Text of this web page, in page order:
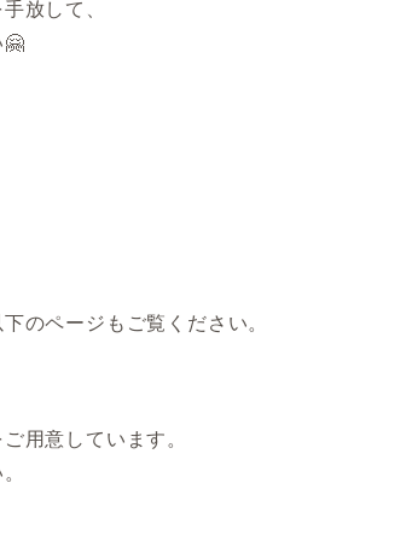
放して、
のページもご覧ください。
用意しています。